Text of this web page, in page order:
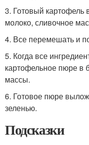
3. Готовый картофель
молоко, сливочное
4. Все перемешать и
5. Когда все
картофельное пюре в
массы.
6. Готовое пюре
зеленью.
Подсказки